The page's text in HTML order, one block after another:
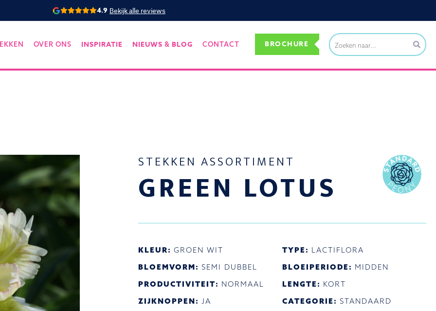
4.9 Bekijk alle reviews
OVER ONS INSPIRATIE NIEUWS & BLOG CONTACT BROCHURE
STEKKEN ASSORTIMENT
GREEN LOTUS
KLEUR: GROEN WIT TYPE: LACTIFLORA
BLOEMVORM: SEMI DUBBEL BLOEIPERIODE: MIDDEN
PRODUCTIVITEIT: NORMAAL LENGTE: KORT
ZIJKNOPPEN: JA CATEGORIE: STANDAARD